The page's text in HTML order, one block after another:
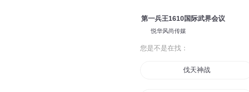
第一兵王1610国际武界会议
悦华风尚传媒
您是不是在找：
伐天神战